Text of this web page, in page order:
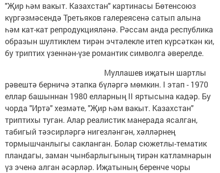
"Җир һәм вакыт. Казахстан" картинасы Бөтенсоюз
күргәзмәсендә Третьяков галереясенә сатып алына
һәм кат-кат репродукцияләнә. Рәссам анда республика
образын шултиклем тирән эчтәлекле итеп күрсәткән ки,
бу триптих үзеннән-үзе романтик символга әверелде.
Муллашев иҗатын шартлы
рәвештә берничә этапка бүләргә мөмкин. I этап - 1970
еллар башыннан 1980 елларның II яртысына кадәр. Бу
чорда "Иртә" хезмәте, "Җир һәм вакыт. Казахстан"
триптихы туган. Алар реалистик манерада ясалган,
табигый тәэсирләргә нигезләнгән, хәлләрнең
тормышчанлыгы сакланган. Болар сюжетлы-тематик
пландагы, заман чынбарлыгының тирән катламнарын
үз эченә алган әсәрләр. Иҗатының беренче чоры